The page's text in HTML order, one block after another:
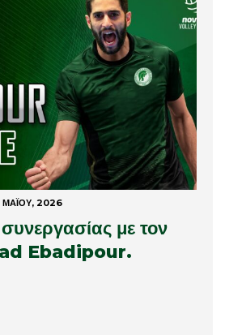
ΜΑΪ́ΟΥ, 2026
με τον
Ebadipour.